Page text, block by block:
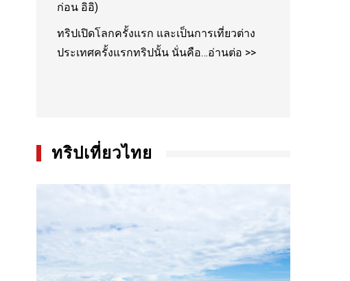
ก่อน อิอิ)
ทริปเปิดโลกครั้งแรก และเป็นการเที่ยวต่าง
ประเทศครั้งแรกทริปนั้น นั่นคือ…อ่านต่อ >>
ทริปเที่ยวไทย